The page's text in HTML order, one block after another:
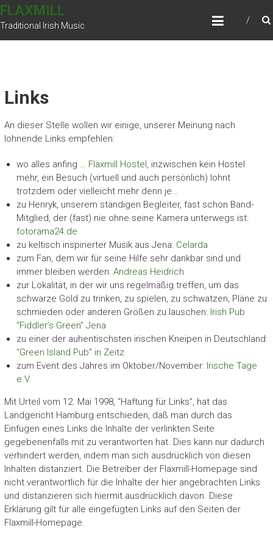
Skip
to
FLAXMILL
Traditional Irish Music
Links
An dieser Stelle wollen wir einige, unserer Meinung nach
lohnende Links empfehlen:
wo alles anfing … Flaxmill Hostel, inzwischen kein Hostel
mehr, ein Besuch (virtuell und auch persönlich) lohnt
trotzdem oder vielleicht mehr denn je…
zu Henryk, unserem ständigen Begleiter, fast schon Band-
Mitglied, der (fast) nie ohne seine Kamera unterwegs ist:
fotorama24.de
zu keltisch inspirierter Musik aus Jena: Celarda
zum Fan, dem wir für seine Hilfe sehr dankbar sind und
immer bleiben werden: Andreas Heidrich
zur Lokalität, in der wir uns regelmäßig treffen, um das
schwarze Gold zu trinken, zu spielen, zu schwatzen, Pläne zu
schmieden oder anderen Größen zu lauschen: Irish Pub
“Fiddler’s Green” Jena
zu einer der auhentischsten irischen Kneipen in Deutschland:
“Green Island Pub” in Zeitz
zum Event des Jahres im Oktober/November: Irische Tage
e.V.
Mit Urteil vom 12. Mai 1998, “Haftung für Links”, hat das
Landgericht Hamburg entschieden, daß man durch das
Einfügen eines Links die Inhalte der verlinkten Seite
gegebenenfalls mit zu verantworten hat. Dies kann nur dadurch
verhindert werden, indem man sich ausdrücklich von diesen
Inhalten distanziert. Die Betreiber der Flaxmill-Homepage sind
nicht verantwortlich für die Inhalte der hier angebrachten Links
und distanzieren sich hiermit ausdrücklich davon. Diese
Erklärung gilt für alle eingefügten Links auf den Seiten der
Flaxmill-Homepage.